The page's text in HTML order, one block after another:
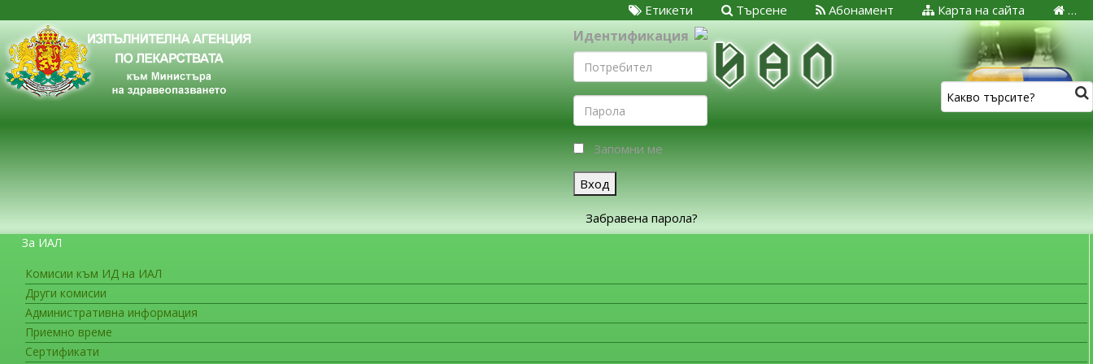
…
Карта на сайта
Абонамент
Търсене
Етикети
Идентификация
Запомни ме
Вход
Забравена парола?
За ИАЛ
Комисии към ИД на ИАЛ
Други комисии
Административна информация
Приемно време
Сертификати
ЗА ГРАЖДАНИТЕ